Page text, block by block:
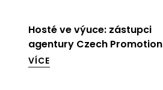
Hosté ve výuce: zástupci
agentury Czech Promotion
VÍCE